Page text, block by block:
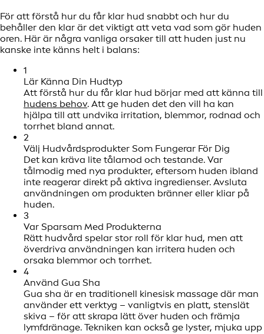
För att förstå hur du får klar hud snabbt och hur du
behåller den klar är det viktigt att veta vad som gör huden
oren. Här är några vanliga orsaker till att huden just nu
kanske inte känns helt i balans:
1
Lär Känna Din Hudtyp
Att förstå hur du får klar hud börjar med att känna till
hudens behov. Att ge huden det den vill ha kan
hjälpa till att undvika irritation, blemmor, rodnad och
torrhet bland annat.
2
Välj Hudvårdsprodukter Som Fungerar För Dig
Det kan kräva lite tålamod och testande. Var
tålmodig med nya produkter, eftersom huden ibland
inte reagerar direkt på aktiva ingredienser. Avsluta
användningen om produkten bränner eller kliar på
huden.
3
Var Sparsam Med Produkterna
Rätt hudvård spelar stor roll för klar hud, men att
överdriva användningen kan irritera huden och
orsaka blemmor och torrhet.
4
Använd Gua Sha
Gua sha är en traditionell kinesisk massage där man
använder ett verktyg – vanligtvis en platt, stenslät
skiva – för att skrapa lätt över huden och främja
lymfdränage. Tekniken kan också ge lyster, mjuka upp